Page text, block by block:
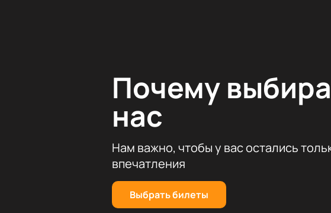
Почему
нас
Нам важно, чтобы у вас остались
впечатления
Выбрать билеты